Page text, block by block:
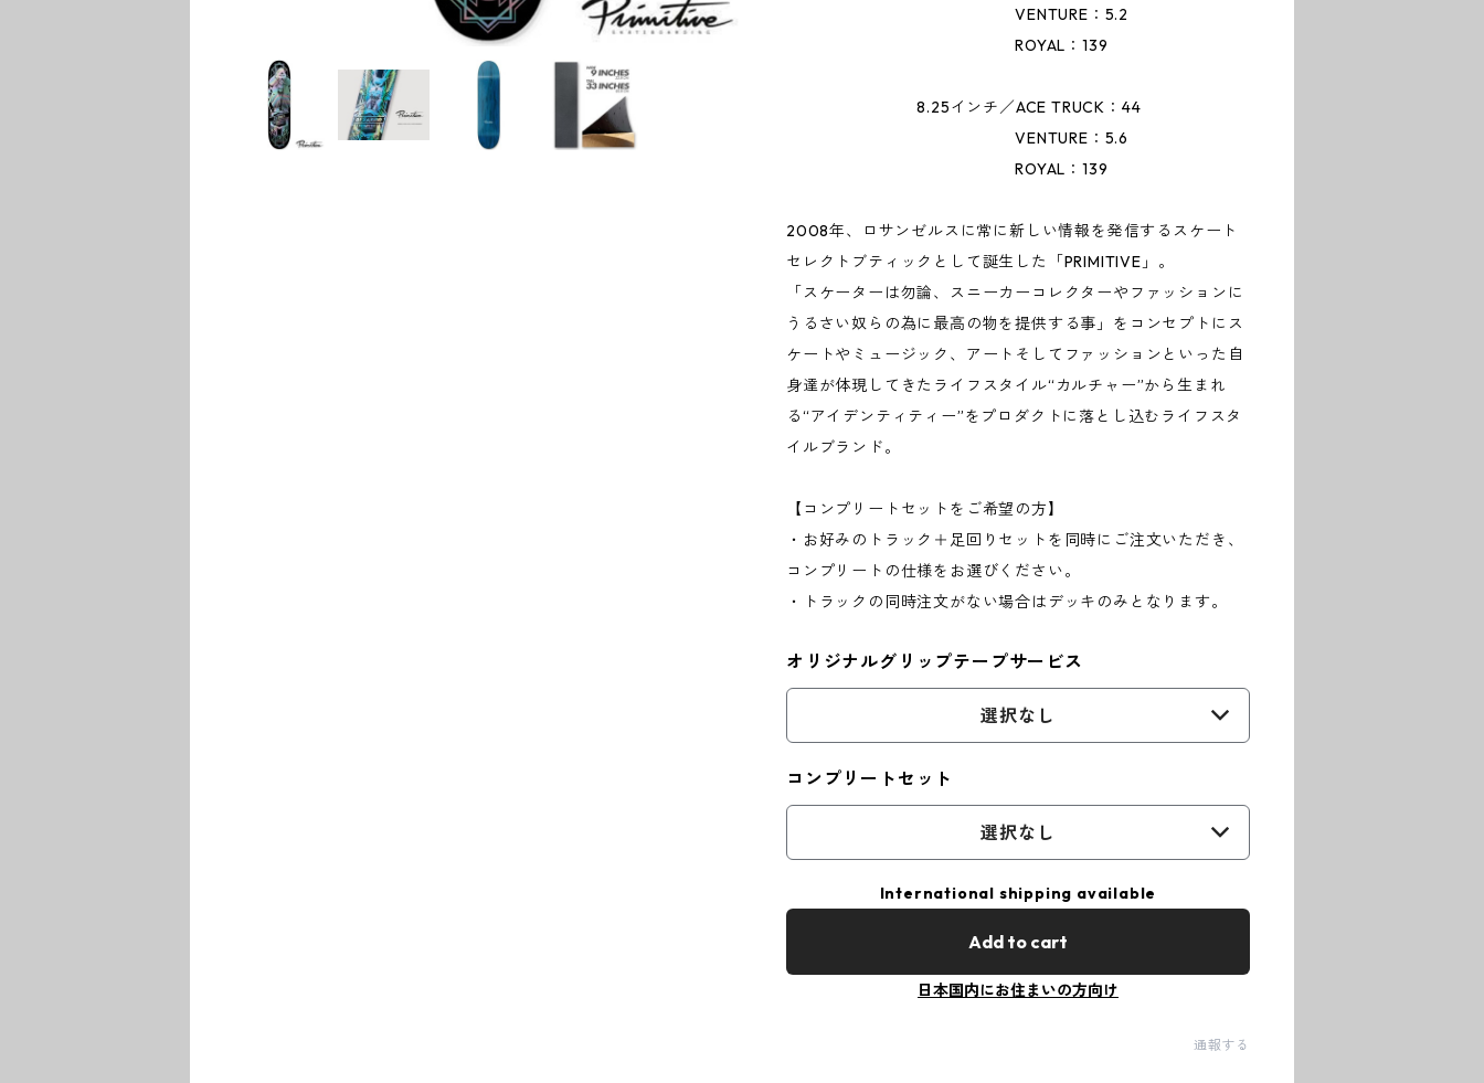
VENTURE：5.2
ROYAL：139
8.25インチ／ACE TRUCK：44
VENTURE：5.6
ROYAL：139
2008年、ロサンゼルスに常に新しい情報を発信するスケート
セレクトブティックとして誕生した「PRIMITIVE」。
「スケーターは勿論、スニーカーコレクターやファッションに
うるさい奴らの為に最高の物を提供する事」をコンセプトにス
ケートやミュージック、アートそしてファッションといった自
身達が体現してきたライフスタイル“カルチャー”から生まれ
る“アイデンティティー”をプロダクトに落とし込むライフスタ
イルブランド。
【コンプリートセットをご希望の方】
・お好みのトラック＋足回りセットを同時にご注文いただき、
コンプリートの仕様をお選びください。
・トラックの同時注文がない場合はデッキのみとなります。
オリジナルグリップテープサービス
選択なし
コンプリートセット
選択なし
International shipping available
Add to cart
日本国内にお住まいの方向け
通報する